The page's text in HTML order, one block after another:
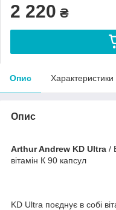
2 220 ₴
Опис Характеристики
Опис
Arthur Andrew KD Ultra /
вітамін К 90 капсул
KD Ultra поєднує в собі